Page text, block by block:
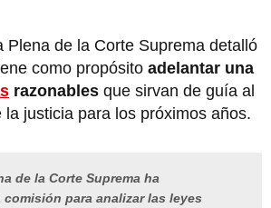
Plena de la Corte Suprema detalló
como propósito adelantar una
razonables que sirvan de guía al
la justicia para los próximos años.
de la Corte Suprema ha
para analizar las leyes